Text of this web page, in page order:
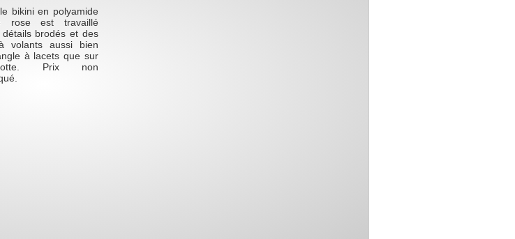
bikini en polyamide
rose est travaillé
brodés et des
volants aussi bien
à lacets que sur
Prix non